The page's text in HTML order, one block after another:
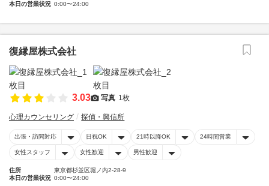
本日の営業状況 0:00〜24:00
復縁屋株式会社
3.03 写真 1枚
心理カウンセリング 探偵・興信所
出張・訪問対応 日祝OK 21時以降OK 24時間営業
女性スタッフ 女性歓迎 男性歓迎
住所
東京都杉並区堀ノ内2-28-9
本日の営業状況 0:00〜24:00